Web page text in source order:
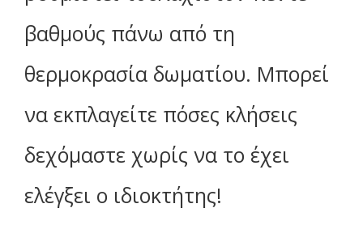
βαθμούς πάνω από τη
θερμοκρασία δωματίου. Μπορεί
να εκπλαγείτε πόσες κλήσεις
δεχόμαστε χωρίς να το έχει
ελέγξει ο ιδιοκτήτης!